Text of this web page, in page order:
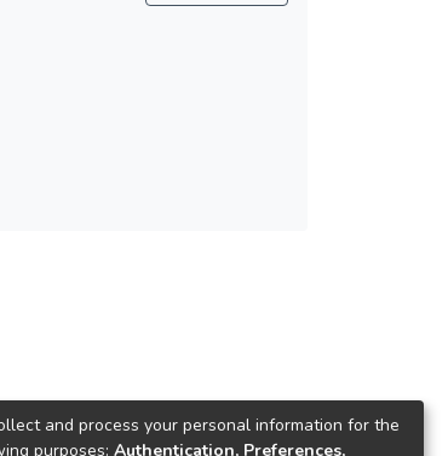
and process your personal information for the
purposes: Authentication, Preferences,